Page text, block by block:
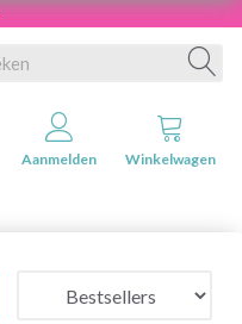
Aanmelden Winkelwagen